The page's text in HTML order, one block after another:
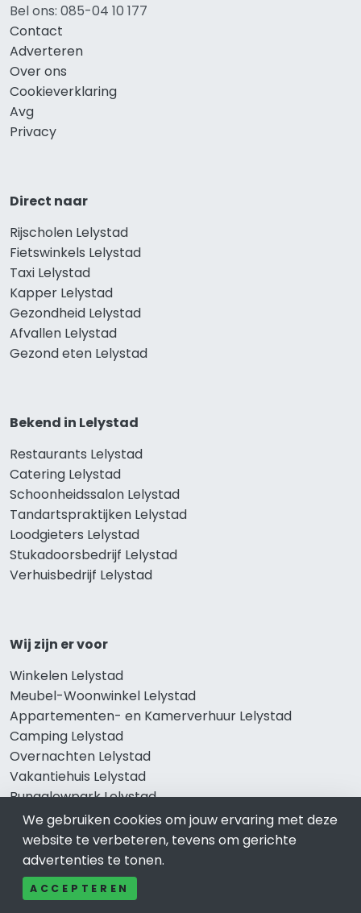
Bel ons: 085-04 10 177
Contact
Adverteren
Over ons
Cookieverklaring
Avg
Privacy
Direct naar
Rijscholen Lelystad
Fietswinkels Lelystad
Taxi Lelystad
Kapper Lelystad
Gezondheid Lelystad
Afvallen Lelystad
Gezond eten Lelystad
Bekend in Lelystad
Restaurants Lelystad
Catering Lelystad
Schoonheidssalon Lelystad
Tandartspraktijken Lelystad
Loodgieters Lelystad
Stukadoorsbedrijf Lelystad
Verhuisbedrijf Lelystad
Wij zijn er voor
Winkelen Lelystad
Meubel-Woonwinkel Lelystad
Appartementen- en Kamerverhuur Lelystad
Camping Lelystad
Overnachten Lelystad
Vakantiehuis Lelystad
Bungalowpark Lelystad
Thema’s
Klussenbedrijf Lelystad
We gebruiken cookies om jouw ervaring met deze
website te verbeteren, tevens om gerichte
advertenties te tonen.
ACCEPTEREN